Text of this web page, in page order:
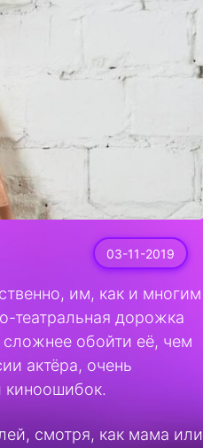
03-11-2019
им, как и многим
театральная дорожка
сложнее обойти её, чем
актёра, очень
смотря, как мама или